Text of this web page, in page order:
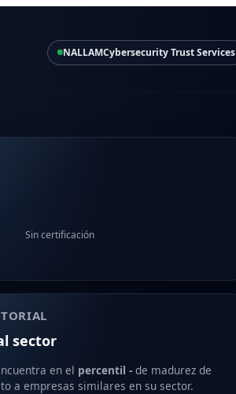
NALLAMCybersecurity Trust Services
Sin certificación
sector
en el percentil - de madurez de
a empresas similares en su sector.